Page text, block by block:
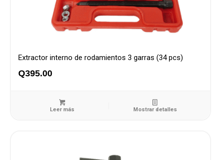
Extractor interno de rodamientos 3 garras (34 pcs)
Q395.00
Leer más Mostrar detalles